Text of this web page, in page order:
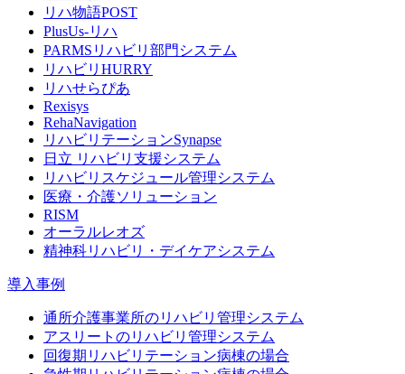
リハ物語POST
PlusUs-リハ
PARMSリハビリ部門システム
リハビリHURRY
リハせらぴあ
Rexisys
RehaNavigation
リハビリテーションSynapse
日立 リハビリ支援システム
リハビリスケジュール管理システム
医療・介護ソリューション
RISM
オーラルレオズ
精神科リハビリ・デイケアシステム
導入事例
通所介護事業所のリハビリ管理システム
アスリートのリハビリ管理システム
回復期リハビリテーション病棟の場合